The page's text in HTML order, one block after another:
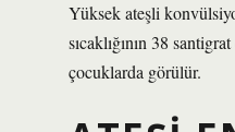
Yüksek ateşli
sıcaklığının 38
çocuklarda görülür.